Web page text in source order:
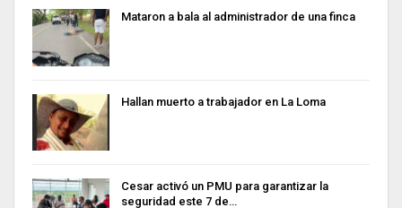
Mataron a bala al administrador de una finca
Hallan muerto a trabajador en La Loma
Cesar activó un PMU para garantizar la
seguridad este 7 de…